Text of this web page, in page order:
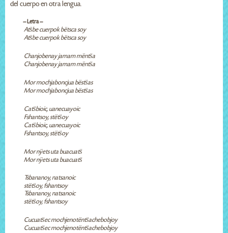
del cuerpo en otra lengua.
-- Letra --
Ats̈be cuerpok bëtsca soy
Ats̈be cuerpok bëtsca soy
Chanjobenay jamam mënts̈a
Chanjobenay jamam mënts̈a
Mor mochjaboncjua bësts̈as
Mor mochjaboncjua bësts̈as
Cats̈bioic, uanecuayoic
Fshantsoy, stëts̈oy
Cats̈bioic, uanecuayoic
Fshantsoy, stëts̈oy
Mor nÿets uta buacuats̈
Mor nÿets uta buacuats̈
Tsbananoy, natsanoic
stëts̈oy, fshantsoy
Tsbananoy, natsanoic
stëts̈oy, fshantsoy
Cucuats̈ec mochjenotënts̈achebobjoy
Cucuats̈ec mochjenotënts̈achebobjoy